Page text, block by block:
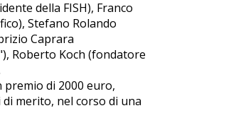
della FISH), Franco
Stefano Rolando
Caprara
Roberto Koch (fondatore
di 2000 euro,
merito, nel corso di una